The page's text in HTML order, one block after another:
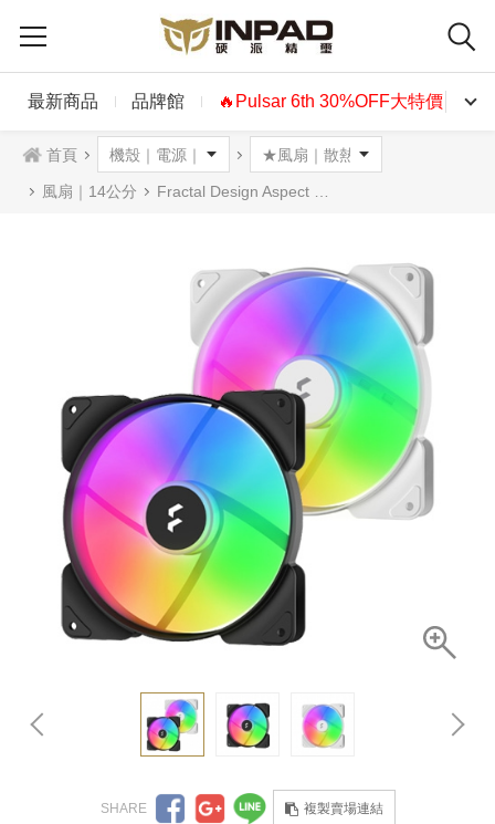
最新商品 品牌館 🔥Pulsar 6th 30%OFF大特價🔥
首頁
風扇｜14公分 Fractal Design Aspect 14公分風扇 ARGB黑色白色一般版PWM版
複製賣場連結